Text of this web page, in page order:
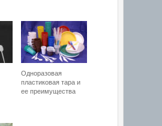
Одноразовая
пластиковая тара и
ее преимущества